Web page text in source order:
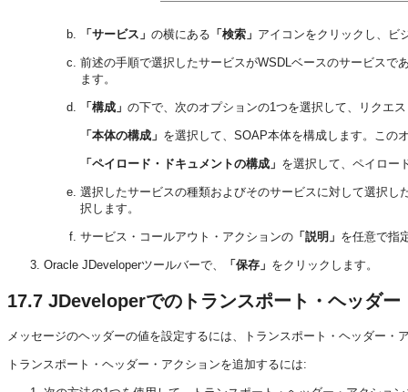
「サービス」 の横にある 「検索」 アイコンをクリックし、ビ
前述の手順で選択したサービスがWSDLベースのサービス
ます。
「構成」 の下で、次のオプションの1つを選択して、リクエ
「本体の構成」 を選択して、SOAP本体を構成します。この
「ペイロード・ドキュメントの構成」 を選択して、ペイロー
選択したサービスの種類およびそのサービスに対して選択
択します。
サービス・コールアウト・アクションの 「説明」 を任意で指
Oracle JDeveloperツールバーで、 「保存」 をクリックします。
17.7 JDeveloperでのトランスポート・ヘッダー
メッセージのヘッダーの値を設定するには、トランスポート・ヘッダー・
トランスポート・ヘッダー・アクションを追加するには: